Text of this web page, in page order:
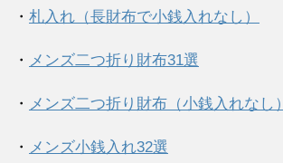
・ 札入れ（長財布で小銭入れなし）
・ メンズ二つ折り財布31選
・ メンズ二つ折り財布（小銭入れなし）
・ メンズ小銭入れ32選